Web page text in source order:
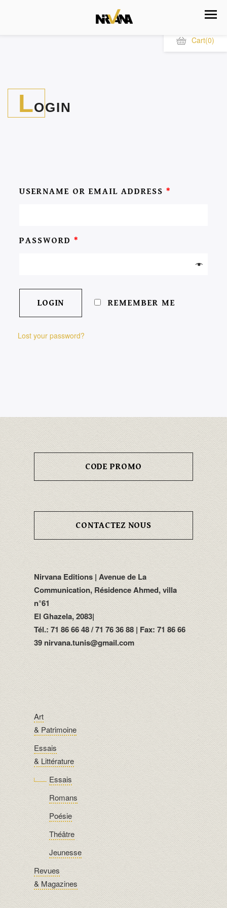
Cart(0)
LOGIN
USERNAME OR EMAIL ADDRESS *
PASSWORD *
REMEMBER ME
Lost your password?
CODE PROMO
CONTACTEZ NOUS
Nirvana Editions | Avenue de La
Communication, Résidence Ahmed, villa
n°61
El Ghazela, 2083|
Tél.: 71 86 66 48 / 71 76 36 88 | Fax: 71 86 66
39 nirvana.tunis@gmail.com
Art
& Patrimoine
Essais
& Littérature
Essais
Romans
Poésie
Théâtre
Jeunesse
Revues
& Magazines